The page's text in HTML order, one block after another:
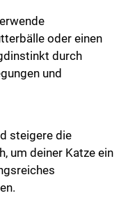
oder einen
durch
und
steigere die
um deiner Katze ein